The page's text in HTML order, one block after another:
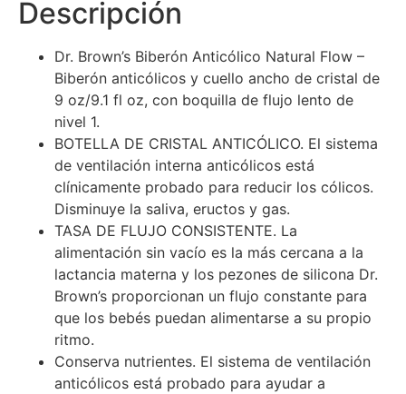
,
5
9
8
0
0
.
9
9
0
Descripción
Dr. Brown’s Biberón Anticólico Natural Flow –
Biberón anticólicos y cuello ancho de cristal de
9 oz/9.1 fl oz, con boquilla de flujo lento de
nivel 1.
BOTELLA DE CRISTAL ANTICÓLICO. El sistema
de ventilación interna anticólicos está
clínicamente probado para reducir los cólicos.
Disminuye la saliva, eructos y gas.
TASA DE FLUJO CONSISTENTE. La
alimentación sin vacío es la más cercana a la
lactancia materna y los pezones de silicona Dr.
Brown’s proporcionan un flujo constante para
que los bebés puedan alimentarse a su propio
ritmo.
Conserva nutrientes. El sistema de ventilación
anticólicos está probado para ayudar a